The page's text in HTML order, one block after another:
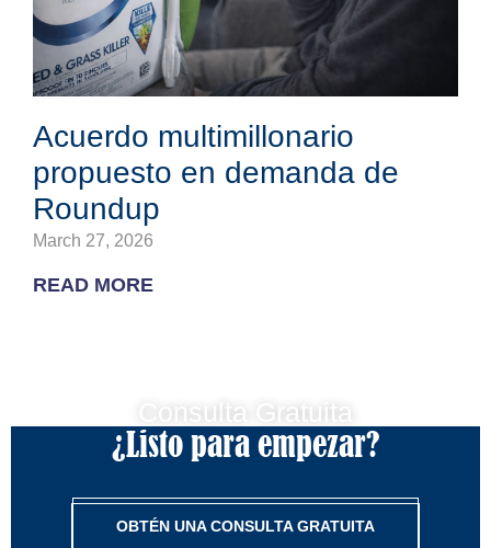
Acuerdo multimillonario
propuesto en demanda de
Roundup
March 27, 2026
READ MORE
Consulta Gratuita
¿Listo para empezar?
OBTÉN UNA CONSULTA GRATUITA